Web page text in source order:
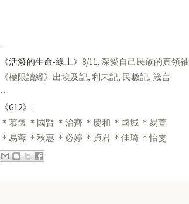
--
《活潑的生命-線上》 8/11, 深愛自己民族的真領袖
《極限讀經》出埃及記, 利未記, 民數記, 箴言
--
《G12》 :
＊慕懷 ＊國賢 ＊治齊 ＊慶和 ＊國城 ＊易萱
＊易蓉 ＊秋惠 ＊必婷 ＊貞君 ＊佳琦 ＊怡雯